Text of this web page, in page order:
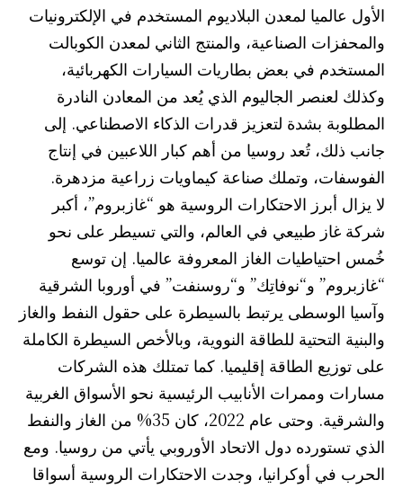
الأول عالميا لمعدن البلاديوم المستخدم في الإلكترونيات
والمحفزات الصناعية، والمنتج الثاني لمعدن الكوبالت
المستخدم في بعض بطاريات السيارات الكهربائية،
وكذلك لعنصر الجاليوم الذي يُعد من المعادن النادرة
المطلوبة بشدة لتعزيز قدرات الذكاء الاصطناعي. إلى
جانب ذلك، تُعد روسيا من أهم كبار اللاعبين في إنتاج
الفوسفات، وتملك صناعة كيماويات زراعية مزدهرة.
لا يزال أبرز الاحتكارات الروسية هو “غازبروم”، أكبر
شركة غاز طبيعي في العالم، والتي تسيطر على نحو
خُمس احتياطيات الغاز المعروفة عالميا. إن توسع
“غازبروم” و“نوفاتِك” و“روسنفت” في أوروبا الشرقية
وآسيا الوسطى يرتبط بالسيطرة على حقول النفط والغاز
والبنية التحتية للطاقة النووية، وبالأخص السيطرة الكاملة
على توزيع الطاقة إقليميا. كما تمتلك هذه الشركات
مسارات وممرات الأنابيب الرئيسية نحو الأسواق الغربية
والشرقية. وحتى عام 2022، كان 35% من الغاز والنفط
الذي تستورده دول الاتحاد الأوروبي يأتي من روسيا. ومع
الحرب في أوكرانيا، وجدت الاحتكارات الروسية أسواقا